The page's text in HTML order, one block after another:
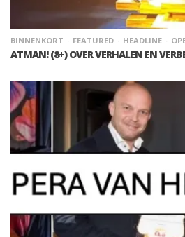
BINNENKORT FEATURED HEADLINE
ATMAN! (8+) OVER VERHALEN EN